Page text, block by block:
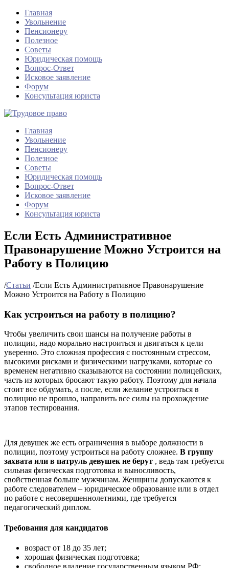
Главная
Увольнение
Пенсионеру
Полезное
Советы
Юридическая помощь
Вопрос-Ответ
Исковое заявление
Форум
Консультация юриста
Главная
Увольнение
Пенсионеру
Полезное
Советы
Юридическая помощь
Вопрос-Ответ
Исковое заявление
Форум
Консультация юриста
Если Есть Административное
Правонарушение Можно Устроится на
Работу в Полицию
/Статьи /Если Есть Административное Правонарушение
Можно Устроится на Работу в Полицию
Как устроиться на работу в полицию?
Чтобы увеличить свои шансы на получение работы в
полиции, надо морально настроиться и двигаться к цели
уверенно. Это сложная профессия с постоянным стрессом,
высокими рисками и физическими нагрузками, которые со
временем негативно сказываются на состоянии полицейских,
часть из которых бросают такую работу. Поэтому для начала
стоит все обдумать, а после, если желание устроиться в
полицию не прошло, направить все силы на прохождение
этапов тестирования.
Для девушек же есть ограничения в выборе должности в
полиции, поэтому устроиться на работу сложнее. В группу
захвата или в патруль девушек не берут , ведь там требуется
сильная физическая подготовка и выносливость,
свойственная больше мужчинам. Женщины допускаются к
работе следователем – юридическое образование или в отдел
по работе с несовершеннолетними, где требуется
педагогический диплом.
Требования для кандидатов
возраст от 18 до 35 лет;
хорошая физическая подготовка;
свободное владение государственным языком РФ;